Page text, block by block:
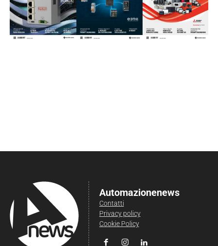
Automazionenews
Contatti
Privacy policy
Cookie Policy